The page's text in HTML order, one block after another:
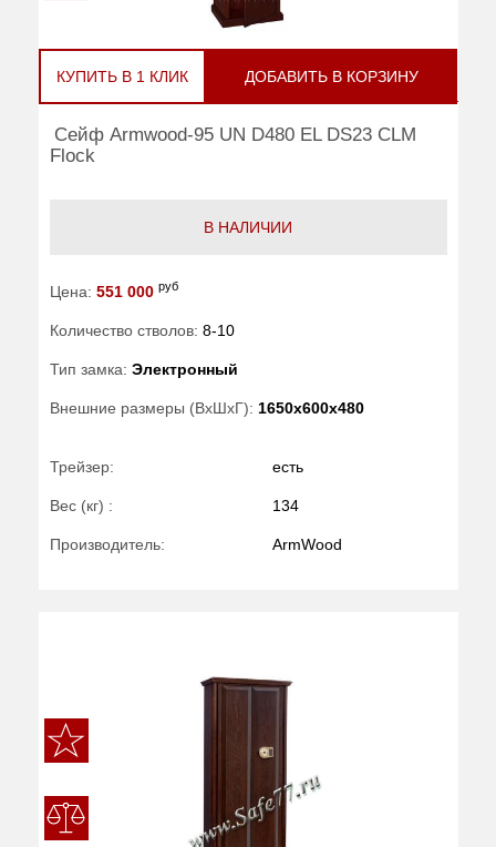
КУПИТЬ В 1 КЛИК ДОБАВИТЬ В КОРЗИНУ
Сейф Armwood-95 UN D480 EL DS23 CLM
Flock
В НАЛИЧИИ
Цена: 551 000 руб
Количество стволов: 8-10
Тип замка: Электронный
Внешние размеры (ВхШхГ): 1650x600x480
Трейзер: есть
Вес (кг) : 134
Производитель: ArmWood